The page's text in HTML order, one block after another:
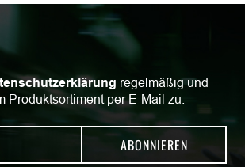
regelmäßig und
Produktsortiment per E-Mail zu.
ABONNIEREN